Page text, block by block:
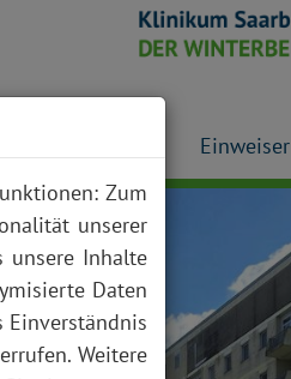
Einweiser
Zum
unserer
unsere Inhalte
Daten
Einverständnis
Weitere